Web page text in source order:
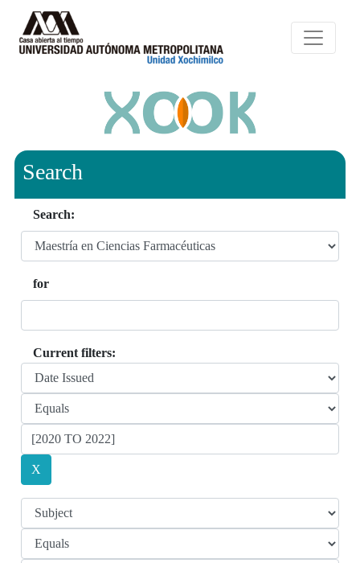
Search
Search:
for
Current filters: